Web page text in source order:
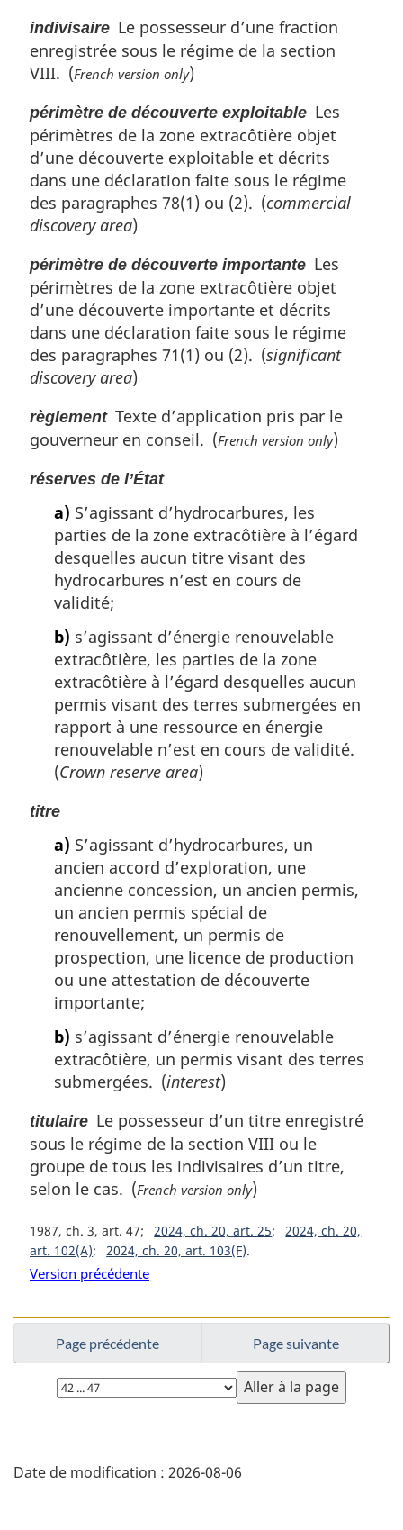
indivisaire Le possesseur d’une fraction
enregistrée sous le régime de la section
VIII. (French version only)
périmètre de découverte exploitable Les
périmètres de la zone extracôtière objet
d’une découverte exploitable et décrits
dans une déclaration faite sous le régime
des paragraphes 78(1) ou (2). (commercial
discovery area)
périmètre de découverte importante Les
périmètres de la zone extracôtière objet
d’une découverte importante et décrits
dans une déclaration faite sous le régime
des paragraphes 71(1) ou (2). (significant
discovery area)
règlementTexte d’application pris par le
gouverneur en conseil. (French version only)
réserves de l’État
a) S’agissant d’hydrocarbures, les
parties de la zone extracôtière à l’égard
desquelles aucun titre visant des
hydrocarbures n’est en cours de
validité;
b) s’agissant d’énergie renouvelable
extracôtière, les parties de la zone
extracôtière à l’égard desquelles aucun
permis visant des terres submergées en
rapport à une ressource en énergie
renouvelable n’est en cours de validité.
(Crown reserve area)
titre
a) S’agissant d’hydrocarbures, un
ancien accord d’exploration, une
ancienne concession, un ancien permis,
un ancien permis spécial de
renouvellement, un permis de
prospection, une licence de production
ou une attestation de découverte
importante;
b) s’agissant d’énergie renouvelable
extracôtière, un permis visant des terres
submergées. (interest)
titulaire Le possesseur d’un titre enregistré
sous le régime de la section VIII ou le
groupe de tous les indivisaires d’un titre,
selon le cas. (French version only)
1987, ch. 3, art. 47 2024, ch. 20, art. 25
2024, ch. 20,
art. 102(A)
2024, ch. 20, art. 103(F)
Version précédente
Page précédente Page suivante
Choisissez
la
é
Date de modification : 2026-08-06